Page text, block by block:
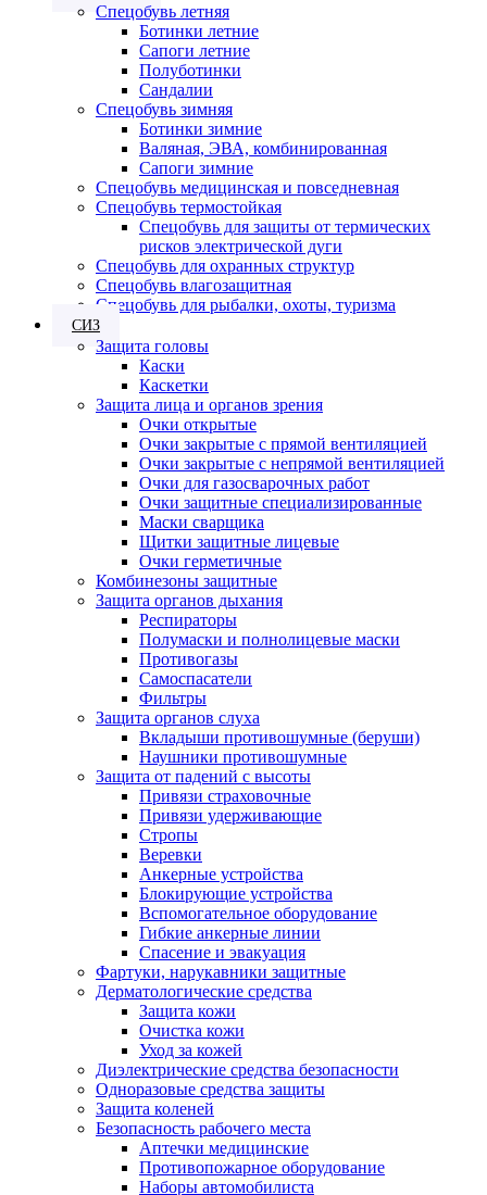
Спецобувь летняя
Ботинки летние
Сапоги летние
Полуботинки
Сандалии
Спецобувь зимняя
Ботинки зимние
Валяная, ЭВА, комбинированная
Сапоги зимние
Спецобувь медицинская и повседневная
Спецобувь термостойкая
Спецобувь для защиты от термических
рисков электрической дуги
Спецобувь для охранных структур
Спецобувь влагозащитная
Спецобувь для рыбалки, охоты, туризма
СИЗ
Защита головы
Каски
Каскетки
Защита лица и органов зрения
Очки открытые
Очки закрытые с прямой вентиляцией
Очки закрытые с непрямой вентиляцией
Очки для газосварочных работ
Очки защитные специализированные
Маски сварщика
Щитки защитные лицевые
Очки герметичные
Комбинезоны защитные
Защита органов дыхания
Респираторы
Полумаски и полнолицевые маски
Противогазы
Самоспасатели
Фильтры
Защита органов слуха
Вкладыши противошумные (беруши)
Наушники противошумные
Защита от падений с высоты
Привязи страховочные
Привязи удерживающие
Стропы
Веревки
Анкерные устройства
Блокирующие устройства
Вспомогательное оборудование
Гибкие анкерные линии
Спасение и эвакуация
Фартуки, нарукавники защитные
Дерматологические средства
Защита кожи
Очистка кожи
Уход за кожей
Диэлектрические средства безопасности
Одноразовые средства защиты
Защита коленей
Безопасность рабочего места
Аптечки медицинские
Противопожарное оборудование
Наборы автомобилиста